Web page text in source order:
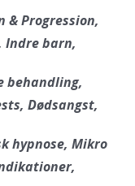
& Progression,
Indre barn,
behandling,
Dødsangst,
hypnose, Mikro